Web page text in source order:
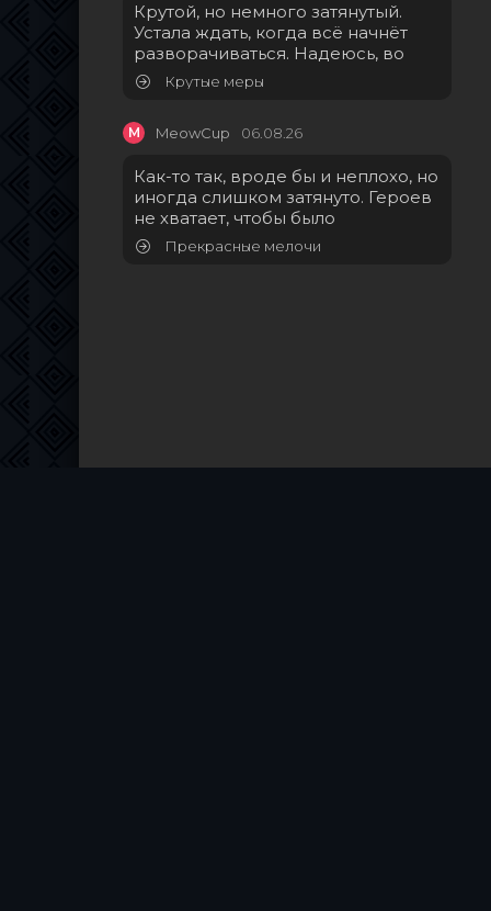
Крутой, но немного затянутый.
Устала ждать, когда всё начнёт
разворачиваться. Надеюсь, во
Крутые меры
M MeowCup 06.08.26
Как-то так, вроде бы и неплохо, но
иногда слишком затянуто. Героев
не хватает, чтобы было
Прекрасные мелочи